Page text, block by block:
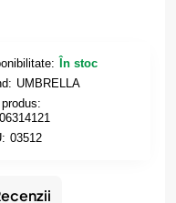
În stoc
UMBRELLA
03512